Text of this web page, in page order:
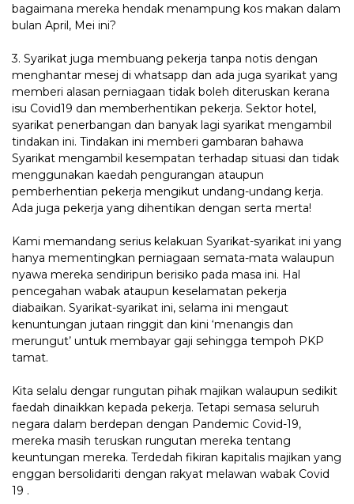
bagaimana mereka hendak menampung kos makan dalam
bulan April, Mei ini?
3. Syarikat juga membuang pekerja tanpa notis dengan
menghantar mesej di whatsapp dan ada juga syarikat yang
memberi alasan perniagaan tidak boleh diteruskan kerana
isu Covid19 dan memberhentikan pekerja. Sektor hotel,
syarikat penerbangan dan banyak lagi syarikat mengambil
tindakan ini. Tindakan ini memberi gambaran bahawa
Syarikat mengambil kesempatan terhadap situasi dan tidak
menggunakan kaedah pengurangan ataupun
pemberhentian pekerja mengikut undang-undang kerja.
Ada juga pekerja yang dihentikan dengan serta merta!
Kami memandang serius kelakuan Syarikat-syarikat ini yang
hanya mementingkan perniagaan semata-mata walaupun
nyawa mereka sendiripun berisiko pada masa ini. Hal
pencegahan wabak ataupun keselamatan pekerja
diabaikan. Syarikat-syarikat ini, selama ini mengaut
kenuntungan jutaan ringgit dan kini ‘menangis dan
merungut’ untuk membayar gaji sehingga tempoh PKP
tamat.
Kita selalu dengar rungutan pihak majikan walaupun sedikit
faedah dinaikkan kepada pekerja. Tetapi semasa seluruh
negara dalam berdepan dengan Pandemic Covid-19,
mereka masih teruskan rungutan mereka tentang
keuntungan mereka. Terdedah fikiran kapitalis majikan yang
enggan bersolidariti dengan rakyat melawan wabak Covid
19 .